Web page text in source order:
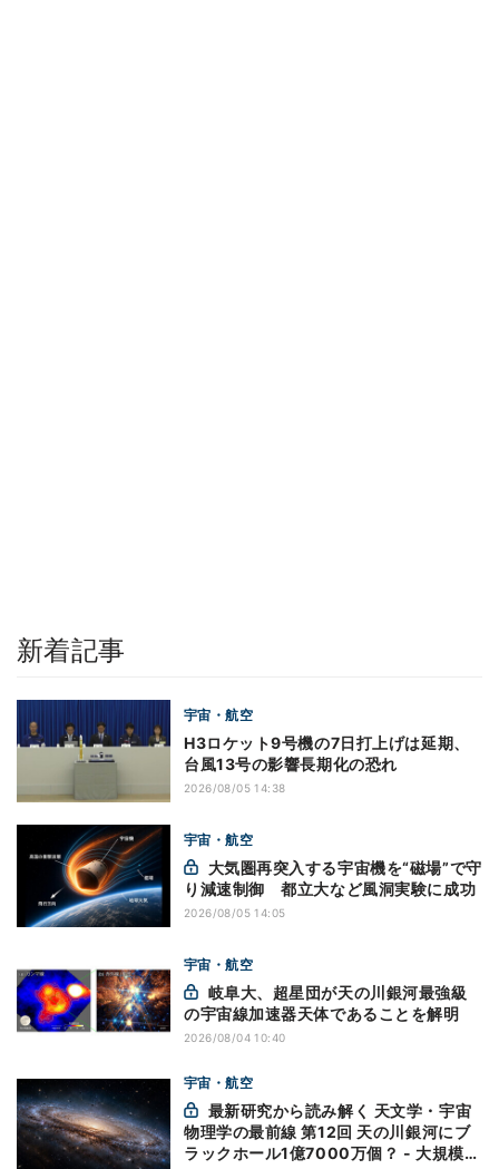
新着記事
宇宙・航空
H3ロケット9号機の7日打上げは延期、
台風13号の影響長期化の恐れ
2026/08/05 14:38
宇宙・航空
り減速制御 都立大など風洞実験に成功
2026/08/05 14:05
宇宙・航空
の宇宙線加速器天体であることを解明
2026/08/04 10:40
宇宙・航空
物理学の最前線 第12回 天の川銀河にブ
ラックホール1億7000万個？ - 大規模計